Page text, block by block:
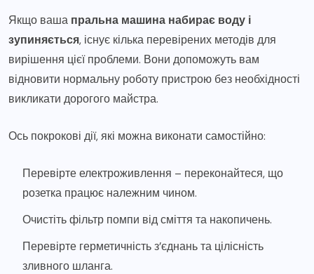
Якщо ваша пральна машина набирає воду і
зупиняється, існує кілька перевірених методів для
вирішення цієї проблеми. Вони допоможуть вам
відновити нормальну роботу пристрою без необхідності
викликати дорогого майстра.
Ось покрокові дії, які можна виконати самостійно:
Перевірте електроживлення – переконайтеся, що
розетка працює належним чином.
Очистіть фільтр помпи від сміття та накопичень.
Перевірте герметичність з’єднань та цілісність
зливного шланга.